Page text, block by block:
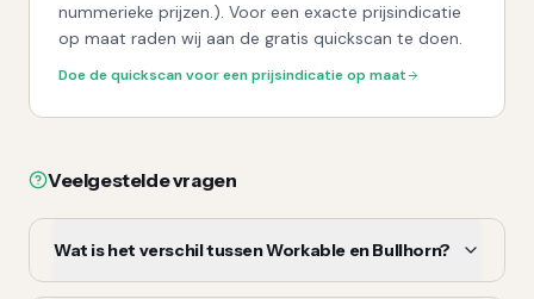
nummerieke prijzen.). Voor een exacte prijsindicatie
op maat raden wij aan de gratis quickscan te doen.
Doe de quickscan voor een prijsindicatie op maat
Veelgestelde vragen
Wat is het verschil tussen Workable en Bullhorn?